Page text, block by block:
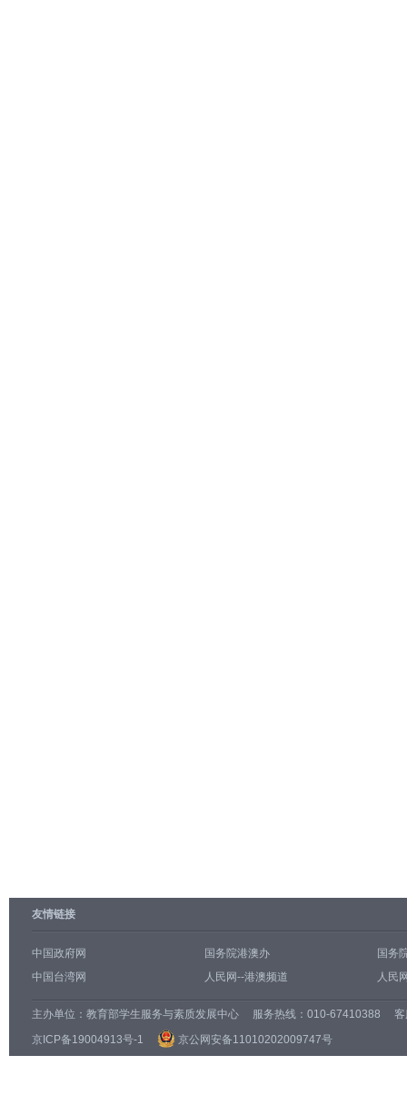
友情链接
中国政府网 国务院港澳办
国务
中国台湾网
人民网--港澳频道 人民
主办单位： 教育部学生服务与素质发展中心 服务热线：010-67410388 客
京ICP备19004913号-1
京公网安备11010202009747号